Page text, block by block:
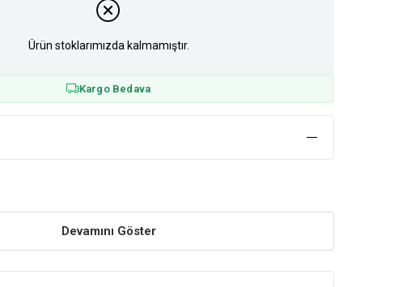
Ürün stoklarımızda kalmamıştır.
Kargo Bedava
Devamını Göster